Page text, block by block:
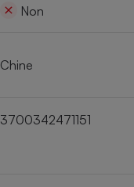
Non
Chine
3700342471151